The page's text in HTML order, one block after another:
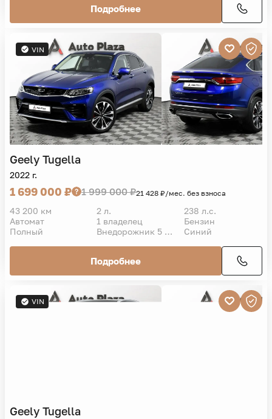
Подробнее
VIN
Geely Tugella
2022 г.
1 699 000 ₽ 1 999 000 ₽21 428 ₽/мес. без взноса
43 200 км 2 л.
238 л.с.
Автомат
1 владелец
Бензин
Полный
Внедорожник 5 дв. Синий
Подробнее
VIN
Geely Tugella